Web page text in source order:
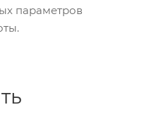
параметров